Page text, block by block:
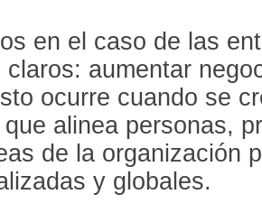
en el caso de las
claros: aumentar
ocurre cuando se
alinea personas,
de la organización
y globales.